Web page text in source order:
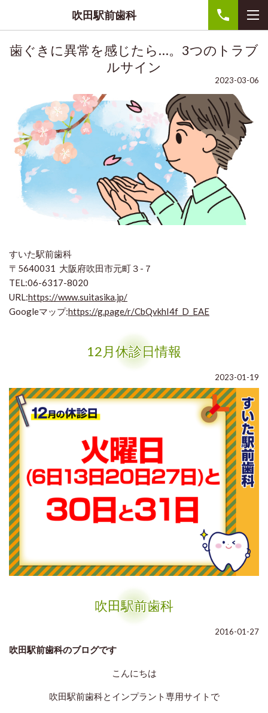
吹田駅前歯科
歯ぐきに異常を感じたら…。3つのトラブ
ルサイン
2023-03-06
こんにちは。院長の花本です。
3月の中旬ごろになると全国的に桜が咲きはじめ、
街なかに春の彩りを感じるようになりますね。
皆さまの中には、卒業式や入学式といった
新しい門出を迎える方もいらっしゃるかと思いますが、
のイメージがありますが、
少し違いがあります。
私たちの歯ぐきも、健康なときには
「薄いピンク色」をしていますが、
なにか病気が潜んでいるときには その色が変化します。
そこで今回は、
歯ぐきの「色」や「状態」からわかる、
病気のサインをご紹介いたします。
◆サイン1『歯ぐきからの出血』
歯みがきのたびに歯ぐきから出血する
歯周病の可能性がとても高いです。
細菌が内側に入り込み、 悪さをする病気。
進行すると歯を支える骨を溶かし、
すいた駅前歯科
〒5640031 大阪府吹田市元町３-７
TEL:06-6317-8020
URL:https://www.suitasika.jp/
Googleマップ:https://g.page/r/CbQvkhI4f_D_EAE
12月休診日情報
2023-01-19
吹田駅前歯科
2016-01-27
吹田駅前歯科のブログです
こんにちは
吹田駅前歯科とインプラント専用サイトで